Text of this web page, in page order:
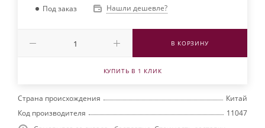
Под заказ Нашли дешевле?
В КОРЗИНУ
КУПИТЬ В 1 КЛИК
Страна происхождения
Китай
Код производителя
11047